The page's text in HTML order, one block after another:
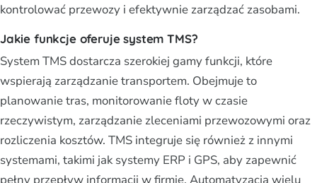
kontrolować przewozy i efektywnie zarządzać zasobami.
Jakie funkcje oferuje system TMS?
System TMS dostarcza szerokiej gamy funkcji, które
wspierają zarządzanie transportem. Obejmuje to
planowanie tras, monitorowanie floty w czasie
rzeczywistym, zarządzanie zleceniami przewozowymi oraz
rozliczenia kosztów. TMS integruje się również z innymi
systemami, takimi jak systemy ERP i GPS, aby zapewnić
pełny przepływ informacji w firmie. Automatyzacja wielu